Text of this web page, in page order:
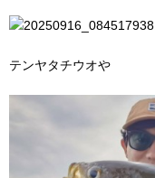
テンヤタチウオや